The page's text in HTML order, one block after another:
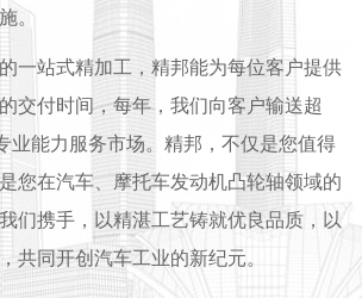
。
一站式精加工，精邦能为每位客户提供
交付时间，每年，我们向客户输送超
业能力服务市场。精邦，不仅是您值得
您在汽车、摩托车发动机凸轮轴领域的
们携手，以精湛工艺铸就优良品质，以
共同开创汽车工业的新纪元。